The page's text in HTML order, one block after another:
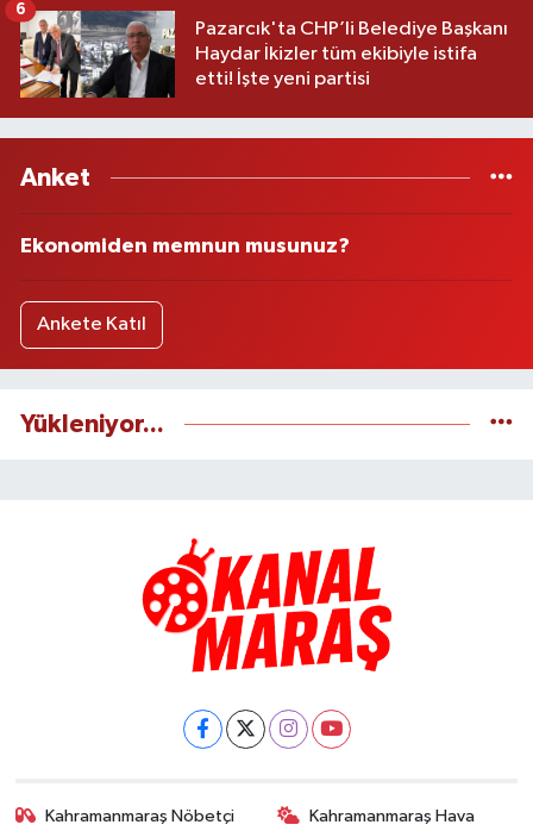
Pazarcık'ta CHP’li Belediye Başkanı
Haydar İkizler tüm ekibiyle istifa
etti! İşte yeni partisi
6
Anket
Ekonomiden memnun musunuz?
Ankete Katıl
Yükleniyor...
Kahramanmaraş Nöbetçi
Kahramanmaraş Hava